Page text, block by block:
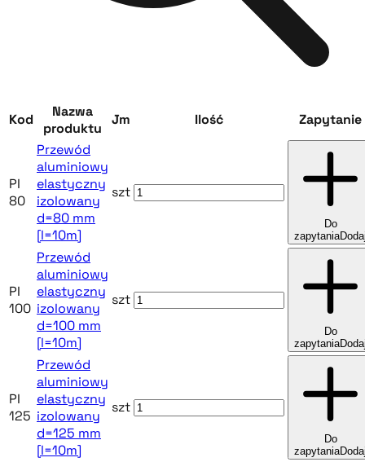
Kod
Nazwa
produktu
Jm Ilość Zapytanie
PI
80
Przewód
aluminiowy
elastyczny
izolowany
d=80 mm
[l=10m]
szt
Do
zapytania
PI
100
Przewód
aluminiowy
elastyczny
izolowany
d=100 mm
[l=10m]
szt
Do
zapytania
PI
125
Przewód
aluminiowy
elastyczny
izolowany
d=125 mm
[l=10m]
szt
Do
zapytania